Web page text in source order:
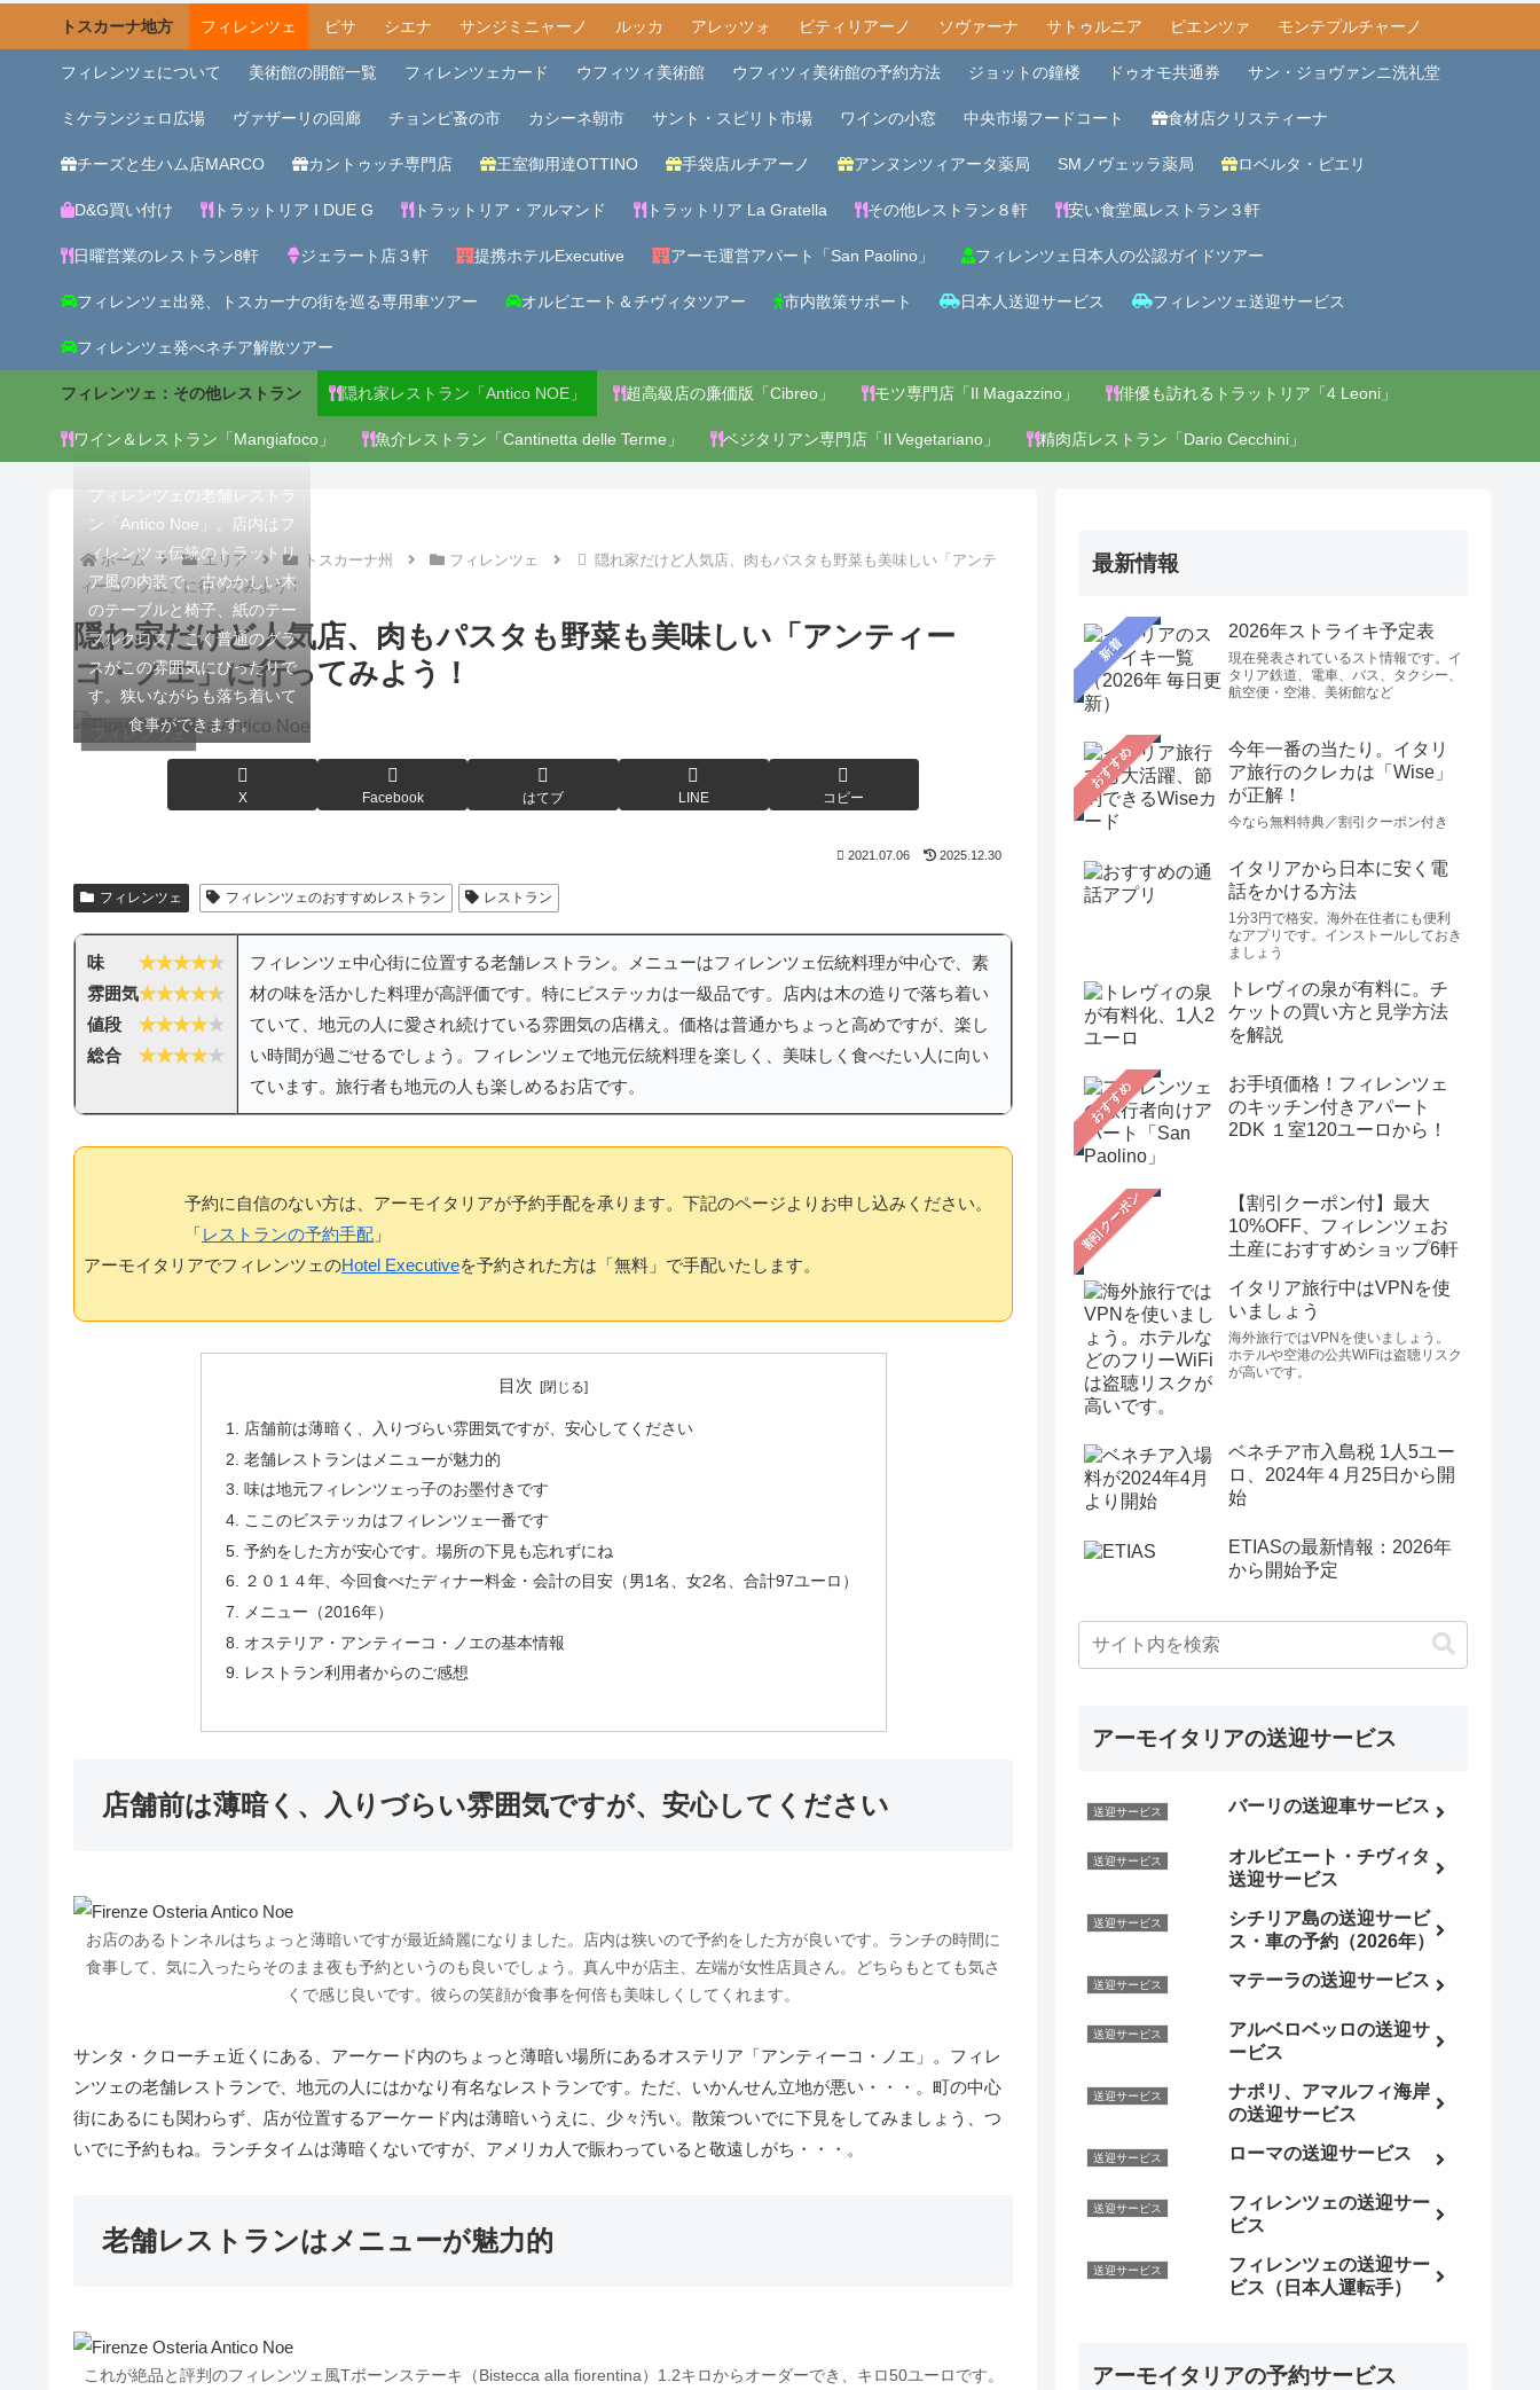
トスカーナ地方 フィレンツェ ピサ シエナ サンジミニャーノ ルッカ アレッツォ ピティリアーノ ソヴァーナ サトゥルニア ピエンツァ モンテプルチャーノ
フィレンツェについて 美術館の開館一覧 フィレンツェカード ウフィツィ美術館 ウフィツィ美術館の予約方法 ジョットの鐘楼 ドゥオモ共通券 サン・ジョヴァンニ洗礼堂
ミケランジェロ広場 ヴァザーリの回廊 チョンピ蚤の市 カシーネ朝市 サント・スピリト市場 ワインの小窓 中央市場フードコート 食材店クリスティーナ
チーズと生ハム店MARCO カントゥッチ専門店 王室御用達OTTINO 手袋店ルチアーノ アンヌンツィアータ薬局 SMノヴェッラ薬局 ロベルタ・ピエリ
D&G買い付け トラットリア I DUE G トラットリア・アルマンド トラットリア La Gratella その他レストラン８軒 安い食堂風レストラン３軒
日曜営業のレストラン8軒 ジェラート店３軒 提携ホテルExecutive アーモ運営アパート「San Paolino」 フィレンツェ日本人の公認ガイドツアー
フィレンツェ出発、トスカーナの街を巡る専用車ツアー オルビエート＆チヴィタツアー 市内散策サポート 日本人送迎サービス フィレンツェ送迎サービス
フィレンツェ発べネチア解散ツアー
フィレンツェ：その他レストラン 隠れ家レストラン「Antico NOE」 超高級店の廉価版「Cibreo」 モツ専門店「Il Magazzino」 俳優も訪れるトラットリア「4 Leoni」
ワイン＆レストラン「Mangiafoco」 魚介レストラン「Cantinetta delle Terme」 ベジタリアン専門店「Il Vegetariano」 精肉店レストラン「Dario Cecchini」
ホーム エリア トスカーナ州 フィレンツェ
隠れ家だけど人気店、肉もパスタも野菜も美味しい「アンテ
ィーコ・ノエ」に行ってみよう！
隠れ家だけど人気店、肉もパスタも野菜も美味しい「アンティー
コ・ノエ」に行ってみよう！
フィレンツェ
フィレンツェの老舗レストラ
ン「Antico Noe」。店内はフ
ィレンツェ伝統のトラットリ
ア風の内装で、古めかしい木
のテーブルと椅子、紙のテー
ブルクロス、ごく普通のグラ
スがこの雰囲気にぴったりで
す。狭いながらも落ち着いて
食事ができます。
X Facebook はてブ LINE コピー
2021.07.06 2025.12.30
フィレンツェ フィレンツェのおすすめレストラン レストラン
味
雰囲気
値段
総合
フィレンツェ中心街に位置する老舗レストラン。メニューはフィレンツェ伝統料理が中心で、素
材の味を活かした料理が高評価です。特にビステッカは一級品です。店内は木の造りで落ち着い
ていて、地元の人に愛され続けている雰囲気の店構え。価格は普通かちょっと高めですが、楽し
い時間が過ごせるでしょう。フィレンツェで地元伝統料理を楽しく、美味しく食べたい人に向い
ています。旅行者も地元の人も楽しめるお店です。
予約に自信のない方は、アーモイタリアが予約手配を承ります。下記のページよりお申し込みください。
「レストランの予約手配 」
アーモイタリアでフィレンツェのHotel Executiveを予約された方は「無料」で手配いたします。
目次
店舗前は薄暗く、入りづらい雰囲気ですが、安心してください
老舗レストランはメニューが魅力的
味は地元フィレンツェっ子のお墨付きです
ここのビステッカはフィレンツェ一番です
予約をした方が安心です。場所の下見も忘れずにね
２０１４年、今回食べたディナー料金・会計の目安（男1名、女2名、合計97ユーロ）
メニュー（2016年）
オステリア・アンティーコ・ノエの基本情報
レストラン利用者からのご感想
店舗前は薄暗く、入りづらい雰囲気ですが、安心してください
お店のあるトンネルはちょっと薄暗いですが最近綺麗になりました。店内は狭いので予約をした方が良いです。ランチの時間に
食事して、気に入ったらそのまま夜も予約というのも良いでしょう。真ん中が店主、左端が女性店員さん。どちらもとても気さ
くで感じ良いです。彼らの笑顔が食事を何倍も美味しくしてくれます。
サンタ・クローチェ近くにある、アーケード内のちょっと薄暗い場所にあるオステリア「アンティーコ・ノエ」。フィレ
ンツェの老舗レストランで、地元の人にはかなり有名なレストランです。ただ、いかんせん立地が悪い・・・。町の中心
街にあるにも関わらず、店が位置するアーケード内は薄暗いうえに、少々汚い。散策ついでに下見をしてみましょう、つ
いでに予約もね。ランチタイムは薄暗くないですが、アメリカ人で賑わっていると敬遠しがち・・・。
老舗レストランはメニューが魅力的
これが絶品と評判のフィレンツェ風Tボーンステーキ（Bistecca alla fiorentina）1.2キロからオーダーでき、キロ50ユーロです。
最新情報
新着
2026年ストライキ予定表
現在発表されているスト情報です。イ
タリア鉄道、電車、バス、タクシー、
航空便・空港、美術館など
おすすめ
今年一番の当たり。イタリ
ア旅行のクレカは「Wise」
が正解！
今なら無料特典／割引クーポン付き
イタリアから日本に安く電
話をかける方法
1分3円で格安。海外在住者にも便利
なアプリです。インストールしておき
ましょう
トレヴィの泉が有料に。チ
ケットの買い方と見学方法
を解説
おすすめ
お手頃価格！フィレンツェ
のキッチン付きアパート
2DK １室120ユーロから！
【割引クーポン付】最大
10%OFF、フィレンツェお
土産におすすめショップ6軒
イタリア旅行中はVPNを使
いましょう
海外旅行ではVPNを使いましょう。
ホテルや空港の公共WiFiは盗聴リスク
が高いです。
ベネチア市入島税 1人5ユー
ロ、2024年４月25日から開
始
ETIASの最新情報：2026年
から開始予定
アーモイタリアの送迎サービス
送迎サービス バーリの送迎車サービス
送迎サービス
オルビエート・チヴィタ
送迎サービス
送迎サービス
シチリア島の送迎サービ
ス・車の予約（2026年）
送迎サービス マテーラの送迎サービス
送迎サービス
アルベロベッロの送迎サ
ービス
送迎サービス
ナポリ、アマルフィ海岸
の送迎サービス
送迎サービス ローマの送迎サービス
送迎サービス
フィレンツェの送迎サー
ビス
送迎サービス
フィレンツェの送迎サー
ビス（日本人運転手）
アーモイタリアの予約サービス